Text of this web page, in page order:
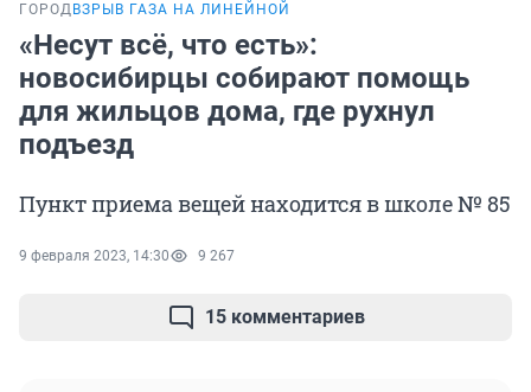
ГОРОД ВЗРЫВ ГАЗА НА ЛИНЕЙНОЙ
«Несут всё, что есть»:
новосибирцы собирают помощь
для жильцов дома, где рухнул
подъезд
Пункт приема вещей находится в школе № 85
9 февраля 2023, 14:30 9 267
15 комментариев